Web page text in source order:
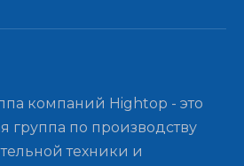
компаний Hightop - это
группа по производству
техники и